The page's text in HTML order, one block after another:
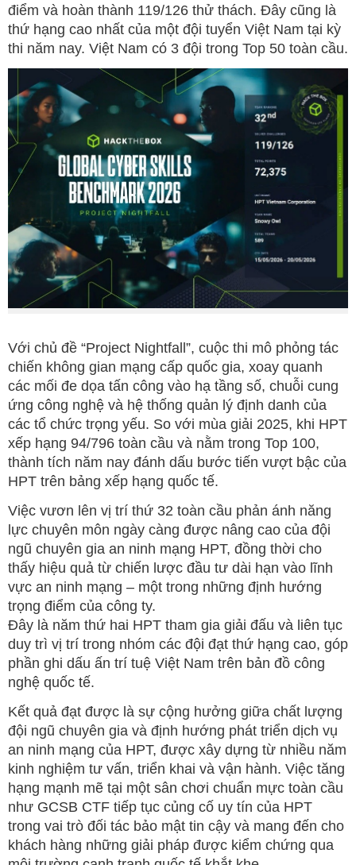
điểm và hoàn thành 119/126 thử thách. Đây cũng là
thứ hạng cao nhất của một đội tuyển Việt Nam tại kỳ
thi năm nay. Việt Nam có 3 đội trong Top 50 toàn cầu.
Với chủ đề “Project Nightfall”, cuộc thi mô phỏng tác
chiến không gian mạng cấp quốc gia, xoay quanh
các mối đe dọa tấn công vào hạ tầng số, chuỗi cung
ứng công nghệ và hệ thống quản lý định danh của
các tổ chức trọng yếu. So với mùa giải 2025, khi HPT
xếp hạng 94/796 toàn cầu và nằm trong Top 100,
thành tích năm nay đánh dấu bước tiến vượt bậc của
HPT trên bảng xếp hạng quốc tế.
Việc vươn lên vị trí thứ 32 toàn cầu phản ánh năng
lực chuyên môn ngày càng được nâng cao của đội
ngũ chuyên gia an ninh mạng HPT, đồng thời cho
thấy hiệu quả từ chiến lược đầu tư dài hạn vào lĩnh
vực an ninh mạng – một trong những định hướng
trọng điểm của công ty.
Đây là năm thứ hai HPT tham gia giải đấu và liên tục
duy trì vị trí trong nhóm các đội đạt thứ hạng cao, góp
phần ghi dấu ấn trí tuệ Việt Nam trên bản đồ công
nghệ quốc tế.
Kết quả đạt được là sự cộng hưởng giữa chất lượng
đội ngũ chuyên gia và định hướng phát triển dịch vụ
an ninh mạng của HPT, được xây dựng từ nhiều năm
kinh nghiệm tư vấn, triển khai và vận hành. Việc tăng
hạng mạnh mẽ tại một sân chơi chuẩn mực toàn cầu
như GCSB CTF tiếp tục củng cố uy tín của HPT
trong vai trò đối tác bảo mật tin cậy và mang đến cho
khách hàng những giải pháp được kiểm chứng qua